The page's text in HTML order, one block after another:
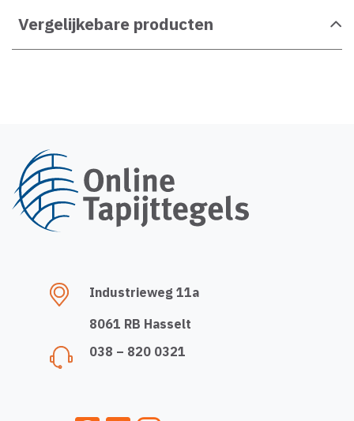
Vergelijkebare producten
Industrieweg 11a
8061 RB Hasselt
038 – 820 0321